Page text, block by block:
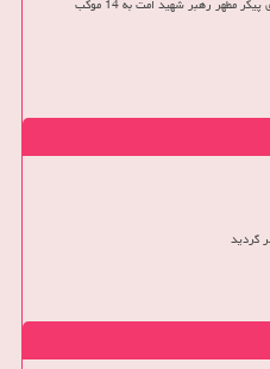
رهبر شهید امت به 14 موکب
گردید